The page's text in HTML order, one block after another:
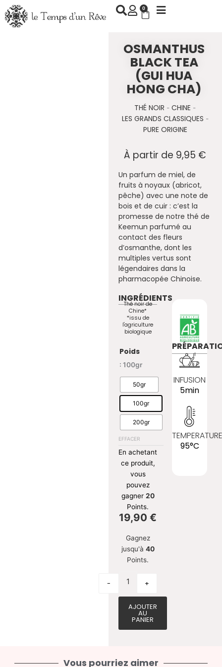
Aller
au
contenu
0
Panier
OSMANTHUS
BLACK TEA
(GUI HUA
HONG CHA)
THÉ NOIR -CHINE -
LES GRANDS CLASSIQUES -
PURE ORIGINE
À partir de 9,95 €
Un parfum de miel, de
fruits à noyaux (abricot,
pêche) avec une note de
bois et de cuir : c’est la
promesse de notre thé de
Keemun parfumé au
contact des fleurs
d’osmanthe, dont les
multiples vertus sont
légendaires dans la
pharmacopée Chinoise.
INGRÉDIENTS
Thé noir de
Chine*
*issu de
l'agriculture
biologique
Poids
: 100gr
50gr
100gr
200gr
EFFACER
En achetant
ce produit,
vous
pouvez
gagner 20
Points.
19,90€
Gagnez
jusqu'à 40
Points.
quantité de Osmanthus
- +
AJOUTER
AU
PANIER
INFUSION
5min
95°C
Vous pourriez aimer